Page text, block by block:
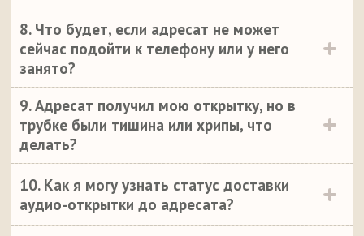
8. Что будет, если адресат не может
сейчас подойти к телефону или у него
занято?
9. Адресат получил мою открытку, но в
трубке были тишина или хрипы, что
делать?
10. Как я могу узнать статус доставки
аудио-открытки до адресата?